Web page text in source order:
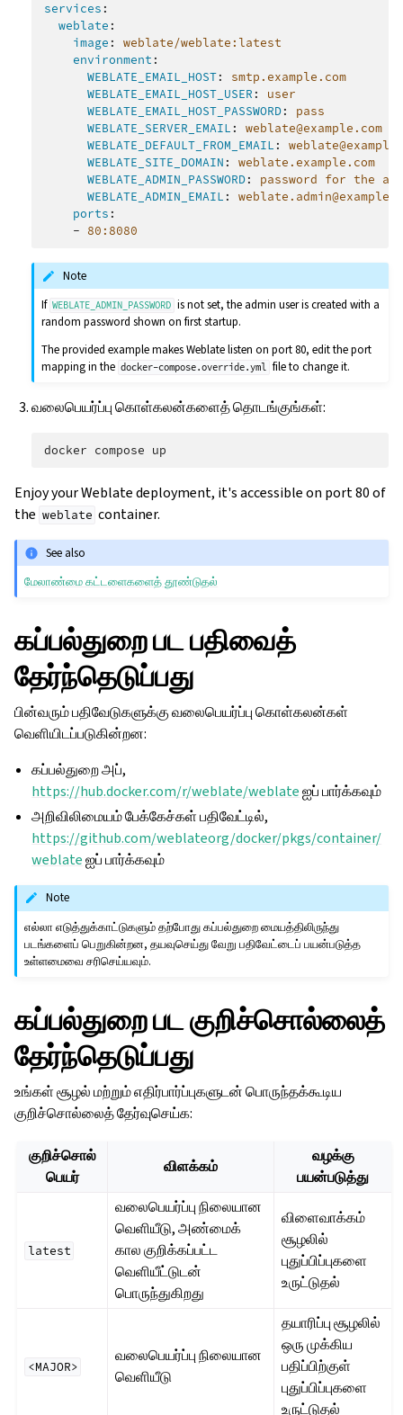
services :
weblate :
image :
weblate/weblate:latest
environment :
WEBLATE_EMAIL_HOST:
smtp.example.com
WEBLATE_EMAIL_HOST_USER :
user
WEBLATE_EMAIL_HOST_PASSWORD:
pass
WEBLATE_SERVER_EMAIL :
weblate@example.com
WEBLATE_DEFAULT_FROM_EMAIL :
WEBLATE_SITE_DOMAIN :
weblate.example.com
WEBLATE_ADMIN_PASSWORD:
password for the
WEBLATE_ADMIN_EMAIL :
ports :
- 80:8080
Note
If WEBLATE_ADMIN_PASSWORD is not set, the admin user is created with a
random password shown on first startup.
The provided example makes Weblate listen on port 80, edit the port
mapping in the docker-compose.override.yml file to change it.
வலைபெயர்ப்பு கொள்கலன்களைத் தொடங்குங்கள்:
docker compose
Enjoy your Weblate deployment, it's accessible on port 80 of
the weblate container.
See also
மேலாண்மை கட்டளைகளைத் தூண்டுதல்
கப்பல்துறை பட பதிவைத்
தேர்ந்தெடுப்பது
பின்வரும் பதிவேடுகளுக்கு வலைபெயர்ப்பு கொள்கலன்கள்
வெளியிடப்படுகின்றன:
கப்பல்துறை அப்,
https://hub.docker.com/r/weblate/weblateஐப் பார்க்கவும்
அறிவிலிமையம் பேக்கேச்கள் பதிவேட்டில்,
https://github.com/weblateorg/docker/pkgs/container/
weblateஐப் பார்க்கவும்
Note
எல்லா எடுத்துக்காட்டுகளும் தற்போது கப்பல்துறை மையத்திலிருந்து
படங்களைப் பெறுகின்றன, தயவுசெய்து வேறு பதிவேட்டைப் பயன்படுத்த
உள்ளமைவை சரிசெய்யவும்.
கப்பல்துறை பட குறிச்சொல்லைத்
தேர்ந்தெடுப்பது
உங்கள் சூழல் மற்றும் எதிர்பார்ப்புகளுடன் பொருந்தக்கூடிய
குறிச்சொல்லைத் தேர்வுசெய்க:
குறிச்சொல்
பெயர்
விளக்கம்
வழக்கு
பயன்படுத்து
latest
வலைபெயர்ப்பு நிலையான
வெளியீடு, அண்மைக்
கால குறிக்கப்பட்ட
வெளியீட்டுடன்
பொருந்துகிறது
விளைவாக்கம்
சூழலில்
புதுப்பிப்புகளை
உருட்டுதல்
<MAJOR>
வலைபெயர்ப்பு நிலையான
வெளியீடு
தயாரிப்பு சூழலில்
ஒரு முக்கிய
பதிப்பிற்குள்
புதுப்பிப்புகளை
உருட்டுதல்